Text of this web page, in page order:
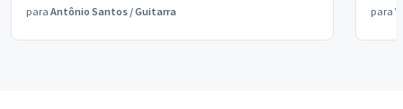
para Antônio Santos /Guitarra para